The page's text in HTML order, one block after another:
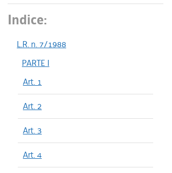
Indice:
L.R. n. 7/1988
PARTE I
Art. 1
Art. 2
Art. 3
Art. 4